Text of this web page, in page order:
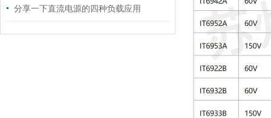
分享一下直流电源的四种负载应用